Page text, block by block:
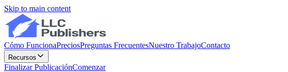
Skip to main content
Cómo FuncionaPreciosPreguntas FrecuentesNuestro TrabajoContacto
Recursos
Finalizar PublicaciónComenzar